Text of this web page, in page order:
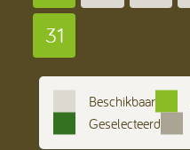
31
Beschikbaar
Geselecteerd